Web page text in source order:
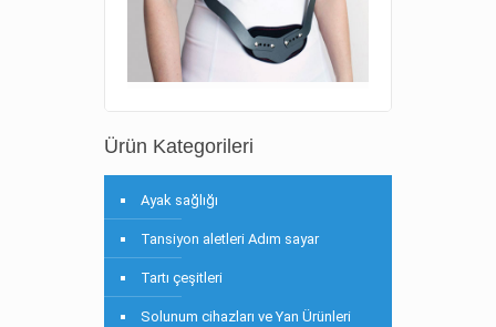
Ürün Kategorileri
Ayak sağlığı
Tansiyon aletleri Adım sayar
Tartı çeşitleri
Solunum cihazları ve Yan Ürünleri